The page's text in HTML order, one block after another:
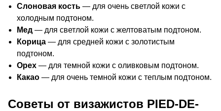
Слоновая кость — для очень светлой кожи с
холодным подтоном.
Мед — для светлой кожи с желтоватым подтоном.
Корица — для средней кожи с золотистым
подтоном.
Орех — для темной кожи с оливковым подтоном.
Какао — для очень темной кожи с теплым подтоном.
Советы от визажистов PIED-DE-